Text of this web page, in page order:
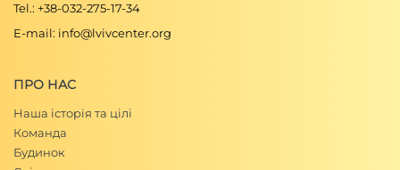
Tel.: +38-032-275-17-34
E-mail: info@lvivcenter.org
ПРО НАС
Наша історія та цілі
Команда
Будинок